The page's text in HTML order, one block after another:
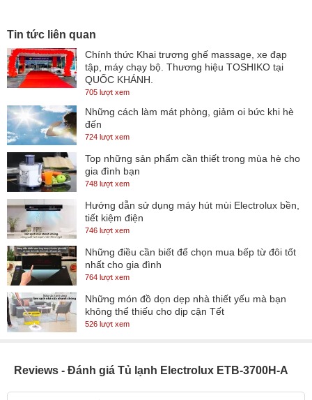
Tin tức liên quan
Chính thức Khai trương ghế massage, xe đạp
tập, máy chạy bộ. Thương hiệu TOSHIKO tại
QUỐC KHÁNH.
705 lượt xem
Những cách làm mát phòng, giảm oi bức khi hè
đến
724 lượt xem
Top những sản phẩm cần thiết trong mùa hè cho
gia đình bạn
748 lượt xem
Hướng dẫn sử dụng máy hút mùi Electrolux bền,
tiết kiệm điện
746 lượt xem
Những điều cần biết để chọn mua bếp từ đôi tốt
nhất cho gia đình
764 lượt xem
Những món đồ dọn dẹp nhà thiết yếu mà bạn
không thể thiếu cho dịp cận Tết
526 lượt xem
Reviews - Đánh giá Tủ lạnh Electrolux ETB-3700H-A